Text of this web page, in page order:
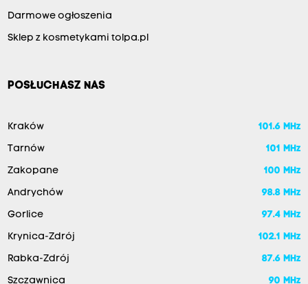
Darmowe ogłoszenia
Sklep z kosmetykami tolpa.pl
POSŁUCHASZ NAS
Kraków 101.6 MHz
Tarnów 101 MHz
Zakopane 100 MHz
Andrychów 98.8 MHz
Gorlice 97.4 MHz
Krynica-Zdrój 102.1 MHz
Rabka-Zdrój 87.6 MHz
Szczawnica 90 MHz